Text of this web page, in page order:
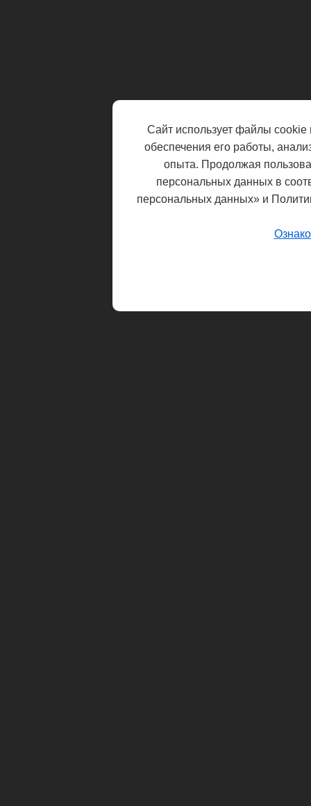
Сайт использует файлы cookie
обеспечения его работы,
опыта. Продолжая
персональных данных в
персональных данных» и